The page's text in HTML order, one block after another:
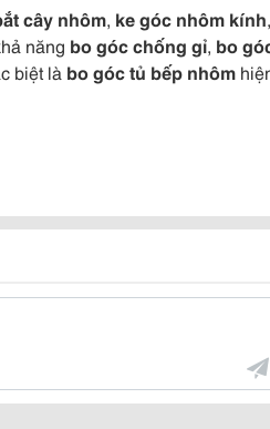
cây nhôm, ke góc nhôm kính,
năng bo góc chống gỉ, bo
biệt là bo góc tủ bếp nhôm